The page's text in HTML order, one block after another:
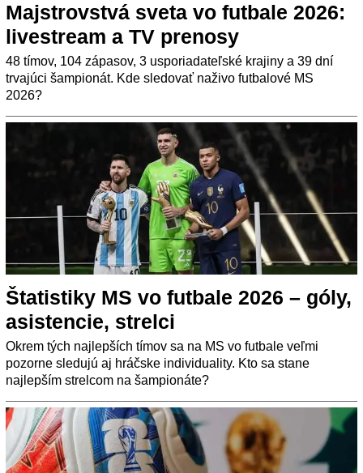
Majstrovstvá sveta vo futbale 2026:
livestream a TV prenosy
48 tímov, 104 zápasov, 3 usporiadateľské krajiny a 39 dní
trvajúci šampionát. Kde sledovať naživo futbalové MS
2026?
Štatistiky MS vo futbale 2026 – góly,
asistencie, strelci
Okrem tých najlepších tímov sa na MS vo futbale veľmi
pozorne sledujú aj hráčske individuality. Kto sa stane
najlepším strelcom na šampionáte?